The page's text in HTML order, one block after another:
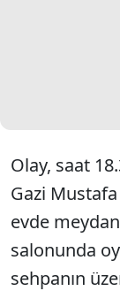
Olay, saat
Gazi
evde
salonunda
sehpanın